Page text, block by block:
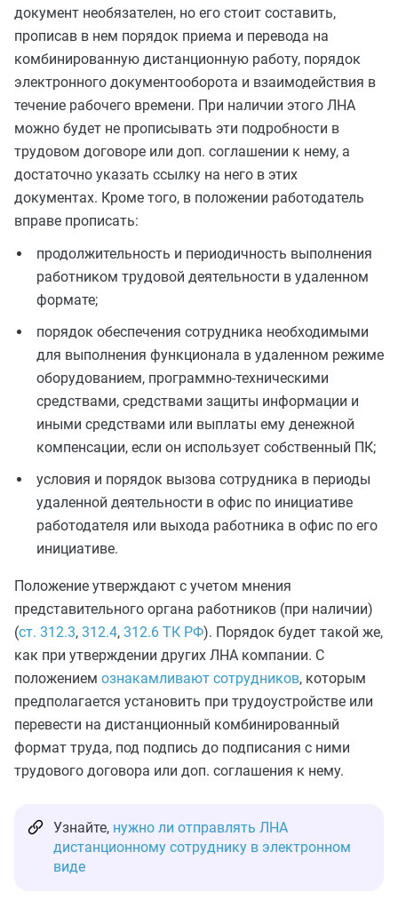
документ необязателен, но его стоит составить,
прописав в нем порядок приема и перевода на
комбинированную дистанционную работу, порядок
электронного документооборота и взаимодействия в
течение рабочего времени. При наличии этого ЛНА
можно будет не прописывать эти подробности в
трудовом договоре или доп. соглашении к нему, а
достаточно указать ссылку на него в этих
документах. Кроме того, в положении работодатель
вправе прописать:
продолжительность и периодичность выполнения
работником трудовой деятельности в удаленном
формате;
порядок обеспечения сотрудника необходимыми
для выполнения функционала в удаленном режиме
оборудованием, программно-техническими
средствами, средствами защиты информации и
иными средствами или выплаты ему денежной
компенсации, если он использует собственный ПК;
условия и порядок вызова сотрудника в периоды
удаленной деятельности в офис по инициативе
работодателя или выхода работника в офис по его
инициативе.
Положение утверждают с учетом мнения
представительного органа работников (при наличии)
(ст. 312.3, 312.4, 312.6 ТК РФ). Порядок будет такой же,
как при утверждении других ЛНА компании. С
положением ознакамливают сотрудников, которым
предполагается установить при трудоустройстве или
перевести на дистанционный комбинированный
формат труда, под подпись до подписания с ними
трудового договора или доп. соглашения к нему.
Узнайте, нужно ли отправлять ЛНА
дистанционному сотруднику в электронном
виде